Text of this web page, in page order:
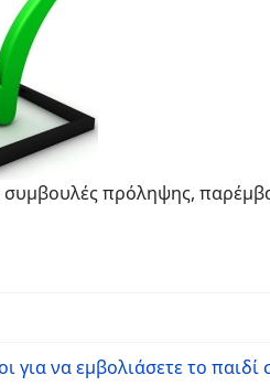
συμβουλές πρόληψης,
για να εμβολιάσετε το παιδί